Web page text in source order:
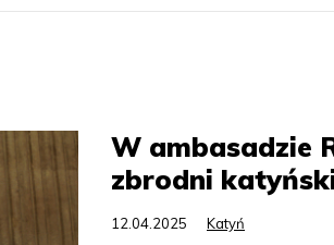
W ambasadzie
zbrodni
12.04.2025 Katyń